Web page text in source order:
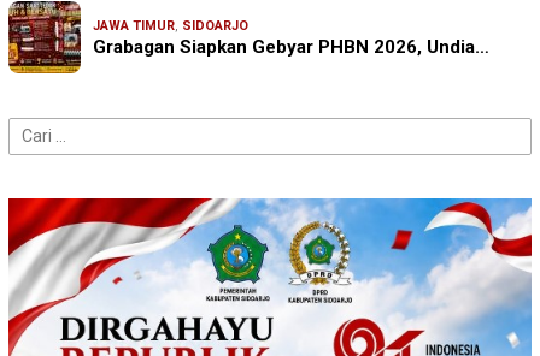
JAWA TIMUR, SIDOARJO
Grabagan Siapkan Gebyar PHBN 2026, Undia…
Cari
untuk: